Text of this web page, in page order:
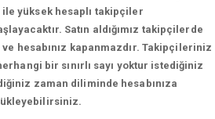
yüksek hesaplı takipçiler
Satın aldığımız takipçilerde
hesabınız kapanmazdır. Takipçileriniz
bir sınırlı sayı yoktur istediğiniz
zaman diliminde hesabınıza